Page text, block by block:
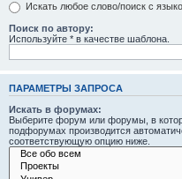
Искать любое слово/поиск с
Поиск по автору:
Используйте * в качестве шаблона.
ПАРАМЕТРЫ ЗАПРОСА
Искать в форумах:
Выберите форум или форумы, в
подфорумах производится
соответствующую опцию ниже.